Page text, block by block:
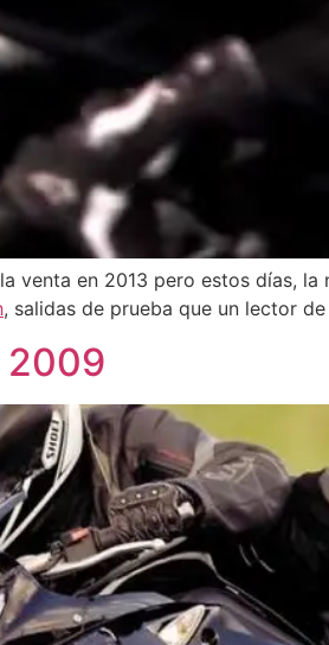
venta en 2013 pero estos días,
, salidas de prueba que un lector
2009